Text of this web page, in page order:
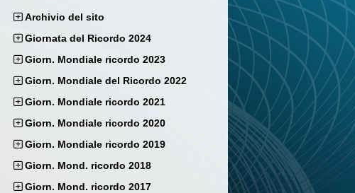
Archivio del sito
Giornata del Ricordo 2024
Giorn. Mondiale ricordo 2023
Giorn. Mondiale del Ricordo 2022
Giorn. Mondiale ricordo 2021
Giorn. Mondiale ricordo 2020
Giorn. Mondiale ricordo 2019
Giorn. Mond. ricordo 2018
Giorn. Mond. ricordo 2017